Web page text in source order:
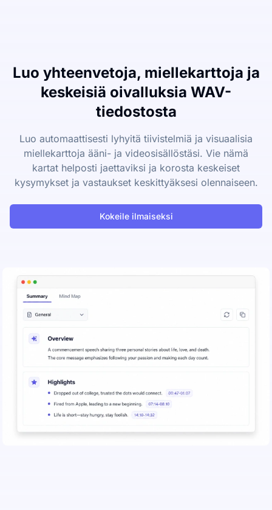
Luo yhteenvetoja, miellekarttoja ja
keskeisiä oivalluksia WAV-
tiedostosta
Luo automaattisesti lyhyitä tiivistelmiä ja visuaalisia
miellekarttoja ääni- ja videosisällöstäsi. Vie nämä
kartat helposti jaettaviksi ja korosta keskeiset
kysymykset ja vastaukset keskittyäksesi olennaiseen.
Kokeile ilmaiseksi